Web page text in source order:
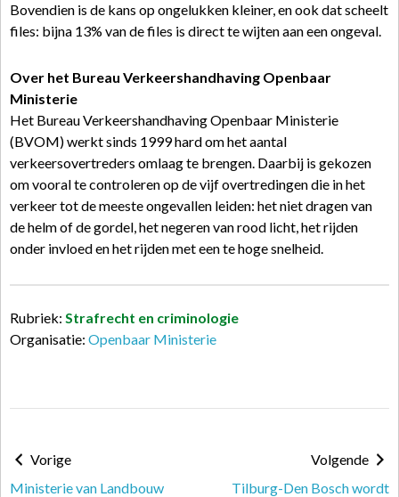
Bovendien is de kans op ongelukken kleiner, en ook dat scheelt
files: bijna 13% van de files is direct te wijten aan een ongeval.
Over het Bureau Verkeershandhaving Openbaar
Ministerie
Het Bureau Verkeershandhaving Openbaar Ministerie
(BVOM) werkt sinds 1999 hard om het aantal
verkeersovertreders omlaag te brengen. Daarbij is gekozen
om vooral te controleren op de vijf overtredingen die in het
verkeer tot de meeste ongevallen leiden: het niet dragen van
de helm of de gordel, het negeren van rood licht, het rijden
onder invloed en het rijden met een te hoge snelheid.
Rubriek: Strafrecht en criminologie
Organisatie: Openbaar Ministerie
Vorige
Ministerie van Landbouw
Volgende
Tilburg-Den Bosch wordt